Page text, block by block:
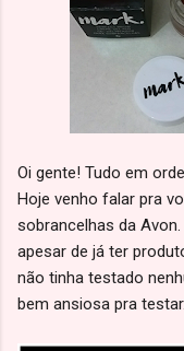
Oi gente! Tudo em
Hoje venho falar pra
sobrancelhas da
apesar de já ter
não tinha testado
bem ansiosa pra testar.